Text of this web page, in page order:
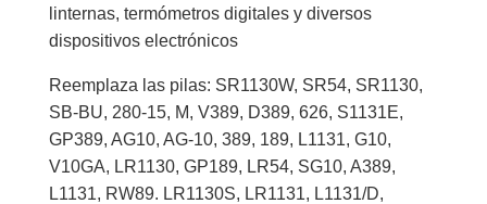
linternas, termómetros digitales y diversos
dispositivos electrónicos
Reemplaza las pilas: SR1130W, SR54, SR1130,
SB-BU, 280-15, M, V389, D389, 626, S1131E,
GP389, AG10, AG-10, 389, 189, L1131, G10,
V10GA, LR1130, GP189, LR54, SG10, A389,
L1131, RW89. LR1130S, LR1131, L1131/D,